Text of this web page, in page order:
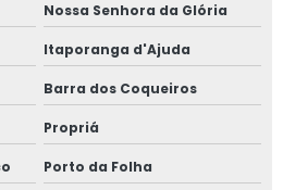
Nossa Senhora da Glória
Itaporanga d'Ajuda
Barra dos Coqueiros
Propriá
Porto da Folha